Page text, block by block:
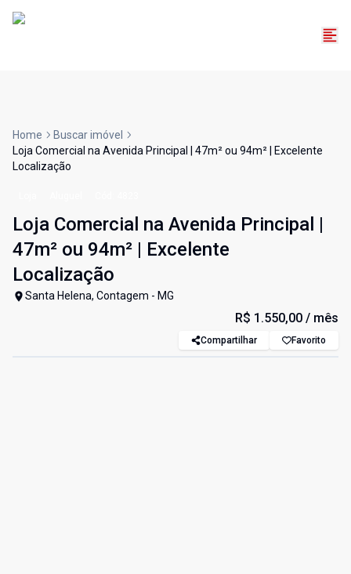
Home
Buscar imóvel
Loja Comercial na Avenida Principal | 47m² ou 94m² | Excelente
Localização
Loja Comercial na Avenida Principal |
47m² ou 94m² | Excelente
Localização
Santa Helena, Contagem - MG
R$ 1.550,00 / mês
Compartilhar Favorito